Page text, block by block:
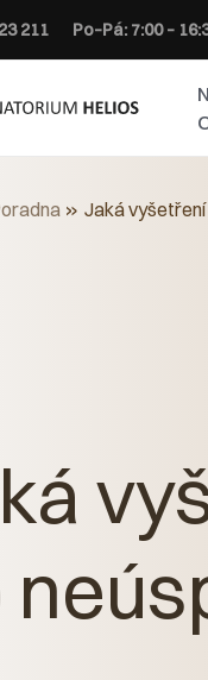
211 Po–Pá: 7:00 –
Jaká